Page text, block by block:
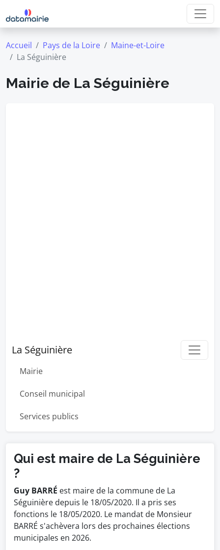
Accueil Pays de la Loire
Maine-et-Loire
La Séguinière
Mairie de La Séguinière
La Séguinière
Mairie
Conseil municipal
Services publics
Qui est maire de La Séguinière
?
Guy BARRÉ est maire de la commune de La
Séguinière depuis le 18/05/2020. Il a pris ses
fonctions le 18/05/2020. Le mandat de Monsieur
BARRÉ s'achèvera lors des prochaines élections
municipales en 2026.